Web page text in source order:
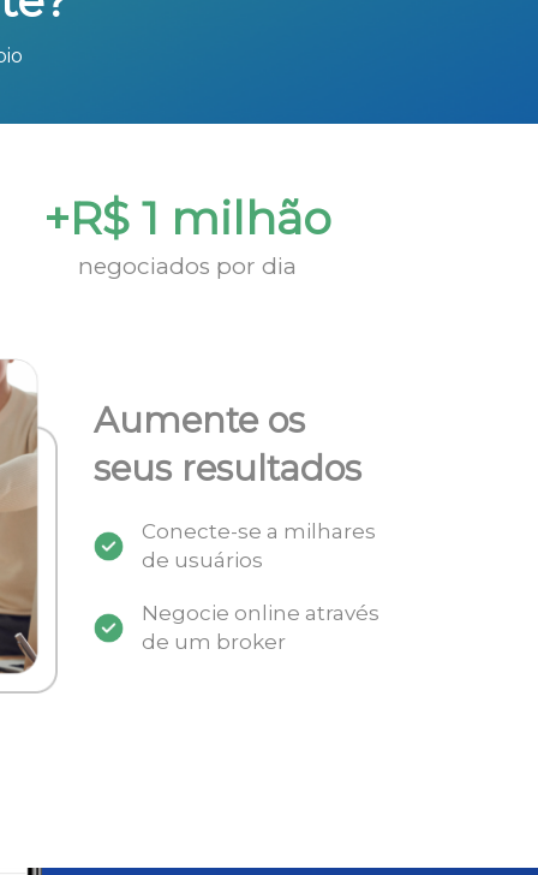
+R$ 1 milhão
negociados por dia
Aumente os
seus resultados
Conecte-se a milhares
de usuários
Negocie online através
de um broker